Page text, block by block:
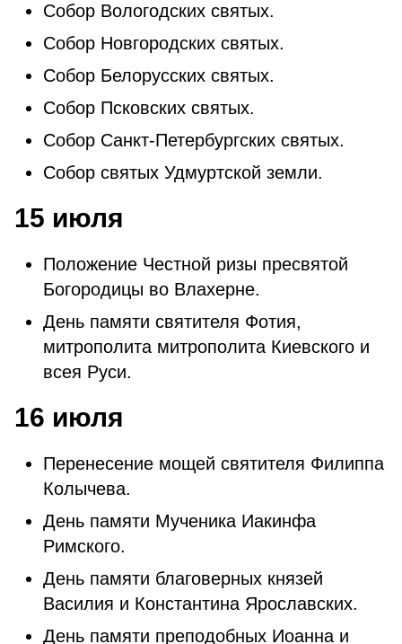
Собор Вологодских святых.
Собор Новгородских святых.
Собор Белорусских святых.
Собор Псковских святых.
Собор Санкт-Петербургских святых.
Собор святых Удмуртской земли.
15 июля
Положение Честной ризы пресвятой
Богородицы во Влахерне.
День памяти святителя Фотия,
митрополита митрополита Киевского и
всея Руси.
16 июля
Перенесение мощей святителя Филиппа
Колычева.
День памяти Мученика Иакинфа
Римского.
День памяти благоверных князей
Василия и Константина Ярославских.
День памяти преподобных Иоанна и